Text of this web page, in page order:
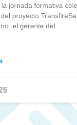
jornada formativa
proyecto
el gerente del